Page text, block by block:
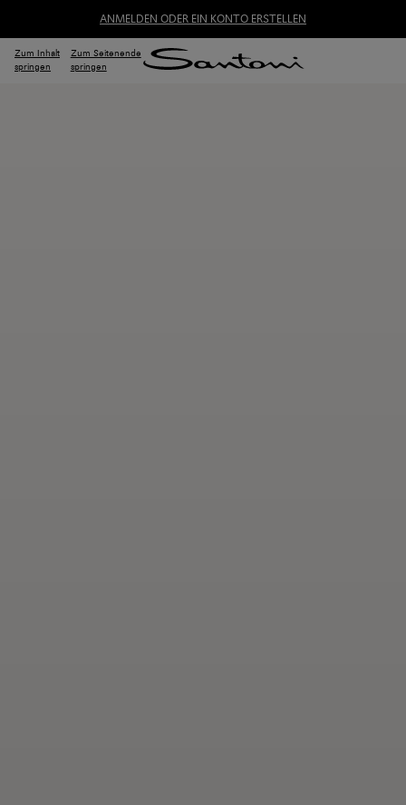
ANMELDEN ODER EIN KONTO ERSTELLEN
Zum Inhalt
springen
Zum Seitenende
springen